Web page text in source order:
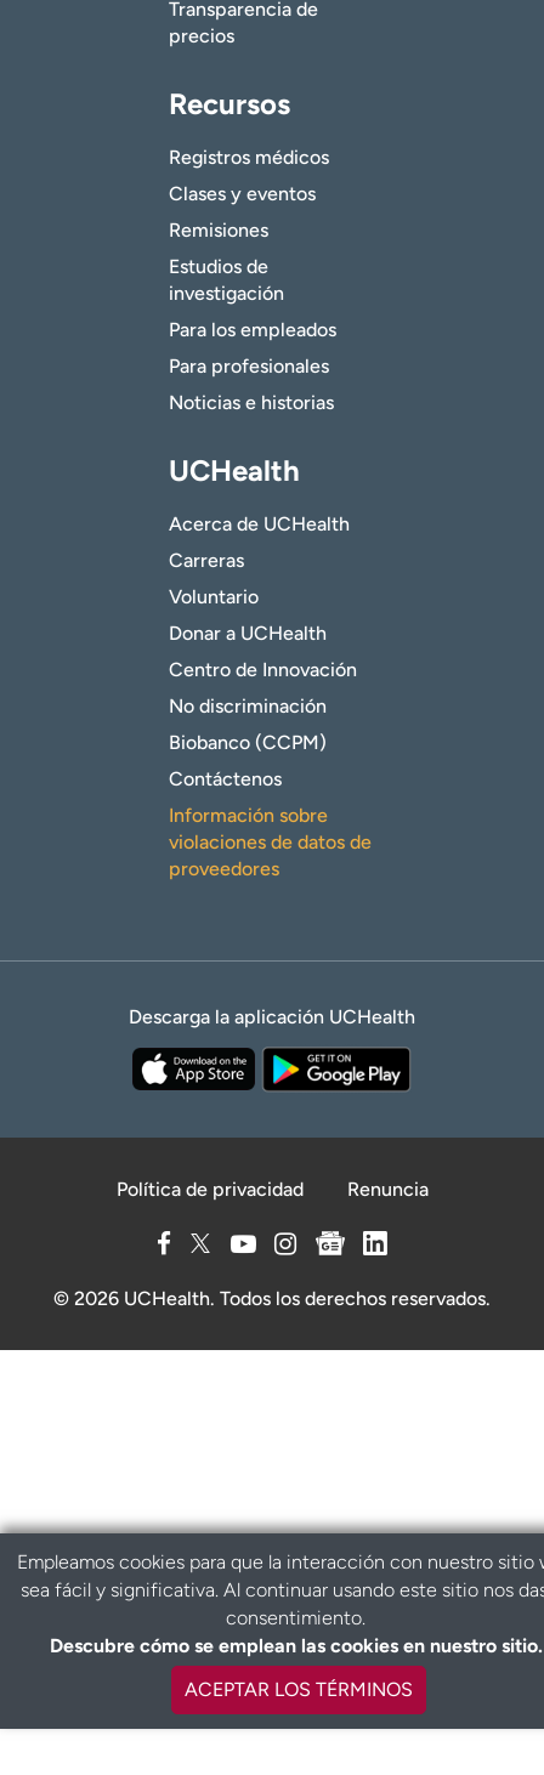
Transparencia de
precios
Recursos
Registros médicos
Clases y eventos
Remisiones
Estudios de
investigación
Para los empleados
Para profesionales
Noticias e historias
UCHealth
Acerca de UCHealth
Carreras
Voluntario
Donar a UCHealth
Centro de Innovación
No discriminación
Biobanco (CCPM)
Contáctenos
Información sobre
violaciones de datos de
proveedores
Descarga la aplicación UCHealth
Política de privacidad Renuncia
© 2026 UCHealth. Todos los derechos reservados.
Empleamos cookies para que la interacción con nuestro sitio
sea fácil y significativa. Al continuar usando este sitio nos
consentimiento.
Descubre cómo se emplean las cookies en nuestro sitio.
ACEPTAR LOS TÉRMINOS